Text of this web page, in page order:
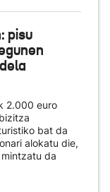
pisu
2.000 euro
bat da
alokatu die,
da